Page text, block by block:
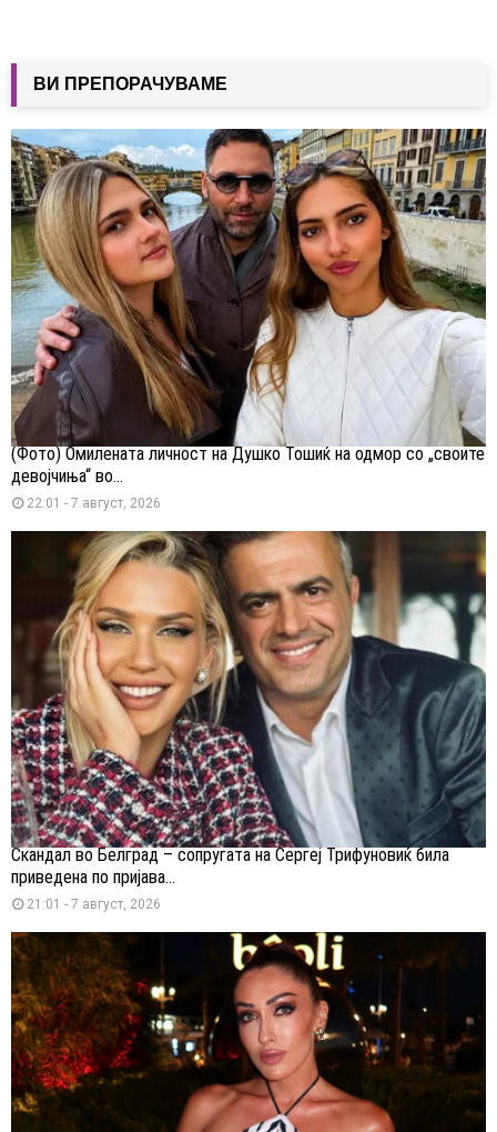
ВИ ПРЕПОРАЧУВАМЕ
(Фото) Омилената личност на Душко Тошиќ на одмор со „своите
девојчиња“ во...
22:01 - 7 август, 2026
Скандал во Белград – сопругата на Сергеј Трифуновиќ била
приведена по пријава...
21:01 - 7 август, 2026